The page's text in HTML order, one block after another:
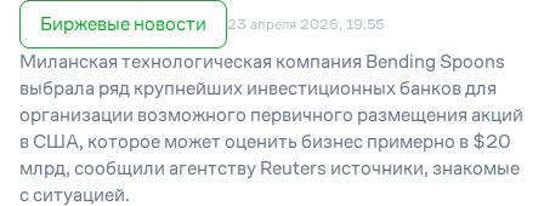
Биржевые новости 23 апреля 2026, 19:55
Миланская технологическая компания Bending Spoons
выбрала ряд крупнейших инвестиционных банков для
организации возможного первичного размещения акций
в США, которое может оценить бизнес примерно в $20
млрд, сообщили агентству Reuters источники, знакомые
с ситуацией.